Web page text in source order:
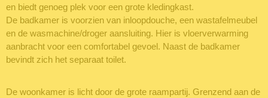
en biedt genoeg plek voor een grote kledingkast.
De badkamer is voorzien van inloopdouche, een wastafelmeubel
en de wasmachine/droger aansluiting. Hier is vloerverwarming
aanbracht voor een comfortabel gevoel. Naast de badkamer
bevindt zich het separaat toilet.
De woonkamer is licht door de grote raampartij. Grenzend aan de